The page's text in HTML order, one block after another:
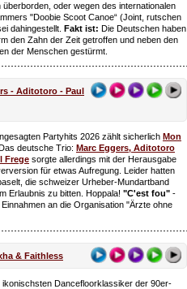
überborden, oder wegen des internationalen
"Doobie Scoot Canoe“ (Joint, rutschen
dahingestellt. Fakt ist: Die Deutschen haben
den Zahn der Zeit getroffen und neben den
der Menschen gestürmt.
- Aditotoro - Paul
Partyhits 2026 zählt sicherlich Mon
deutsche Trio: Marc Eggers, Aditotoro
Frege sorgte allerdings mit der Herausgabe
für etwas Aufregung. Leider hatten
die schweizer Urheber-Mundartband
Erlaubnis zu bitten. Hoppala! "C'est fou" -
an die Organisation "Ärzte ohne
& Faithless
ikonischsten Dancefloorklassiker der 90er-